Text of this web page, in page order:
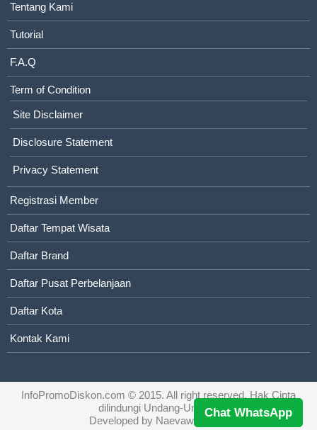
Chat WhatsApp
Tentang Kami
Tutorial
F.A.Q
Term of Condition
Site Disclaimer
Disclosure Statement
Privacy Statement
Registrasi Member
Daftar Tempat Wisata
Daftar Brand
Daftar Pusat Perbelanjaan
Daftar Kota
Kontak Kami
InfoPromoDiskon.com © 2015. All right reserved. Hak Cipta
dilindungi Undang-Undang
Developed by Naevaweb.com